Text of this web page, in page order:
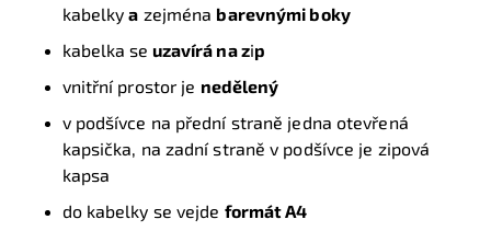
kabelkya zejména barevnými boky
kabelka se uzavírá na zip
vnitřní prostor je nedělený
v podšívce na přední straně jedna otevřená
kapsička, na zadní straně v podšívce je zipová
kapsa
do kabelky se vejde formát A4